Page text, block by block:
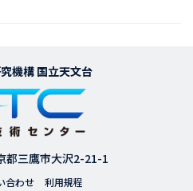
機構 国立天文台
都三鷹市大沢2-21-1
合わせ 利用規程